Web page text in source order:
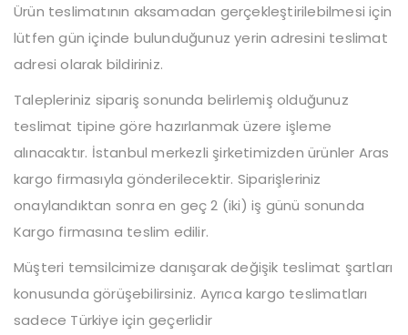
Ürün teslimatının aksamadan gerçekleştirilebilmesi için
lütfen gün içinde bulunduğunuz yerin adresini teslimat
adresi olarak bildiriniz.
Talepleriniz sipariş sonunda belirlemiş olduğunuz
teslimat tipine göre hazırlanmak üzere işleme
alınacaktır. İstanbul merkezli şirketimizden ürünler Aras
kargo firmasıyla gönderilecektir. Siparişleriniz
onaylandıktan sonra en geç 2 (iki) iş günü sonunda
Kargo firmasına teslim edilir.
Müşteri temsilcimize danışarak değişik teslimat şartları
konusunda görüşebilirsiniz. Ayrıca kargo teslimatları
sadece Türkiye için geçerlidir